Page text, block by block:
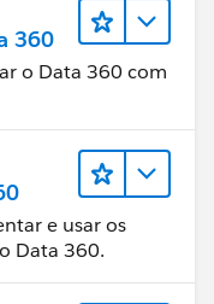
360
o Data 360 com
e usar os
Data 360.